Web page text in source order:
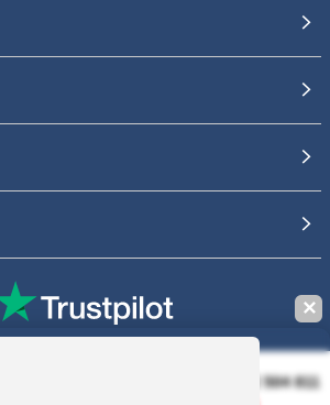
- EQUIRODI SAS - R.C.S. DOLE 504 811
✕